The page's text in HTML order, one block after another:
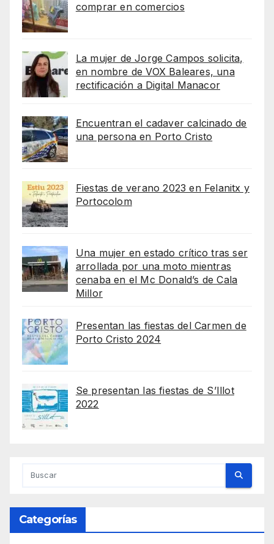
comprar en comercios
La mujer de Jorge Campos solicita,
en nombre de VOX Baleares, una
rectificación a Digital Manacor
Encuentran el cadaver calcinado de
una persona en Porto Cristo
Fiestas de verano 2023 en Felanitx y
Portocolom
Una mujer en estado crítico tras ser
arrollada por una moto mientras
cenaba en el Mc Donald’s de Cala
Millor
Presentan las fiestas del Carmen de
Porto Cristo 2024
Se presentan las fiestas de S’Illot
2022
Categorías